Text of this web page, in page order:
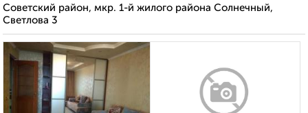
Советский район, мкр. 1-й жилого района Солнечный,
Светлова 3